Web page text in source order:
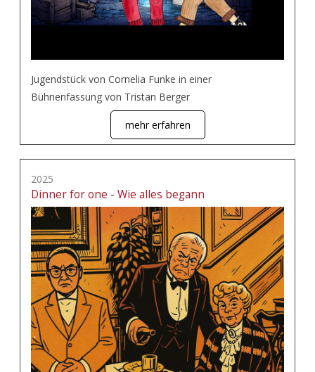
Jugendstück von Cornelia Funke in einer
Bühnenfassung von Tristan Berger
mehr erfahren
2025
Dinner for one - Wie alles begann